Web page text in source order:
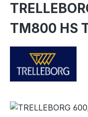
TM800 HS
Bildergalerie